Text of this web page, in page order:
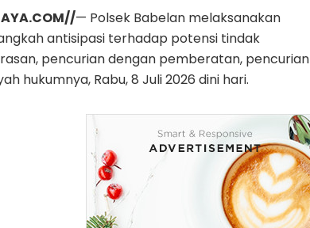
— Polsek Babelan melaksanakan
antisipasi terhadap potensi tindak
pencurian dengan pemberatan, pencurian
hukumnya, Rabu, 8 Juli 2026 dini hari.